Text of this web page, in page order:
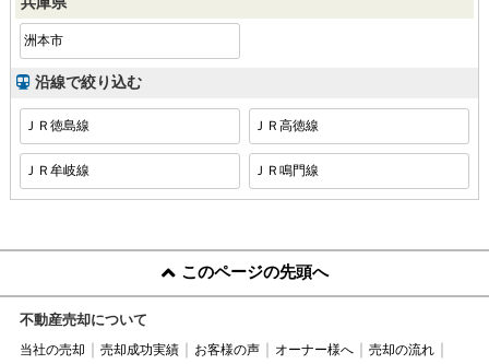
洲本市
沿線で絞り込む
ＪＲ徳島線 ＪＲ高徳線
ＪＲ牟岐線 ＪＲ鳴門線
このページの先頭へ
不動産売却について
当社の売却 売却成功実績 お客様の声 オーナー様へ
売却の流れ